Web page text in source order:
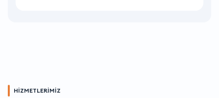
HİZMETLERİMİZ